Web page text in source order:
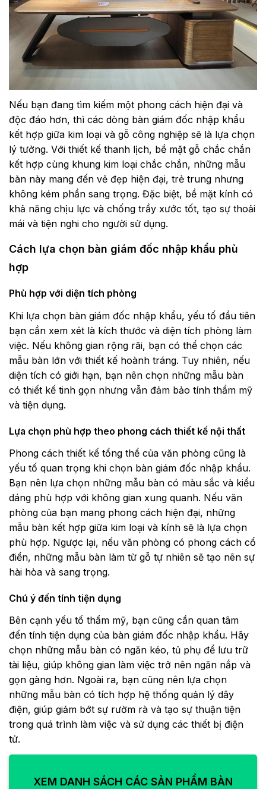
Nếu bạn đang tìm kiếm một phong cách hiện đại và
độc đáo hơn, thì các dòng bàn giám đốc nhập khẩu
kết hợp giữa kim loại và gỗ công nghiệp sẽ là lựa chọn
lý tưởng. Với thiết kế thanh lịch, bề mặt gỗ chắc chắn
kết hợp cùng khung kim loại chắc chắn, những mẫu
bàn này mang đến vẻ đẹp hiện đại, trẻ trung nhưng
không kém phần sang trọng. Đặc biệt, bề mặt kính có
khả năng chịu lực và chống trầy xước tốt, tạo sự thoải
mái và tiện nghi cho người sử dụng.
Cách lựa chọn bàn giám đốc nhập khẩu phù
hợp
Phù hợp với diện tích phòng
Khi lựa chọn bàn giám đốc nhập khẩu, yếu tố đầu tiên
bạn cần xem xét là kích thước và diện tích phòng làm
việc. Nếu không gian rộng rãi, bạn có thể chọn các
mẫu bàn lớn với thiết kế hoành tráng. Tuy nhiên, nếu
diện tích có giới hạn, bạn nên chọn những mẫu bàn
có thiết kế tinh gọn nhưng vẫn đảm bảo tính thẩm mỹ
và tiện dụng.
Lựa chọn phù hợp theo phong cách thiết kế nội thất
Phong cách thiết kế tổng thể của văn phòng cũng là
yếu tố quan trọng khi chọn bàn giám đốc nhập khẩu.
Bạn nên lựa chọn những mẫu bàn có màu sắc và kiểu
dáng phù hợp với không gian xung quanh. Nếu văn
phòng của bạn mang phong cách hiện đại, những
mẫu bàn kết hợp giữa kim loại và kính sẽ là lựa chọn
phù hợp. Ngược lại, nếu văn phòng có phong cách cổ
điển, những mẫu bàn làm từ gỗ tự nhiên sẽ tạo nên sự
hài hòa và sang trọng.
Chú ý đến tính tiện dụng
Bên cạnh yếu tố thẩm mỹ, bạn cũng cần quan tâm
đến tính tiện dụng của bàn giám đốc nhập khẩu. Hãy
chọn những mẫu bàn có ngăn kéo, tủ phụ để lưu trữ
tài liệu, giúp không gian làm việc trở nên ngăn nắp và
gọn gàng hơn. Ngoài ra, bạn cũng nên lựa chọn
những mẫu bàn có tích hợp hệ thống quản lý dây
điện, giúp giảm bớt sự rườm rà và tạo sự thuận tiện
trong quá trình làm việc và sử dụng các thiết bị điện
tử.
XEM DANH SÁCH CÁC SẢN PHẨM BÀN